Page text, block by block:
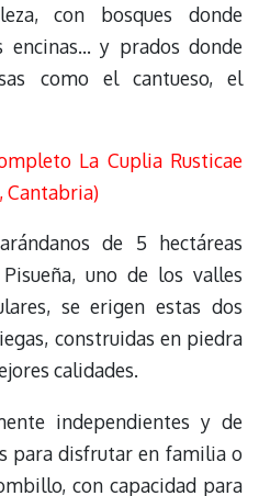
con bosques donde
encinas… y prados donde
como el cantueso, el
La Cuplia Rusticae
Cantabria)
de 5 hectáreas
uno de los valles
se erigen estas dos
construidas en piedra
calidades.
independientes y de
para disfrutar en familia o
con capacidad para